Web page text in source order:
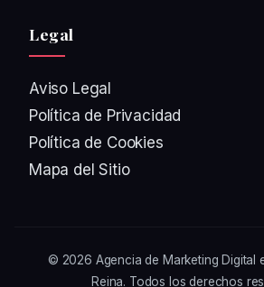
Legal
Aviso Legal
Política de Privacidad
Política de Cookies
Mapa del Sitio
© 2026 Agencia de Marketing Digital
Reina. Todos los derechos